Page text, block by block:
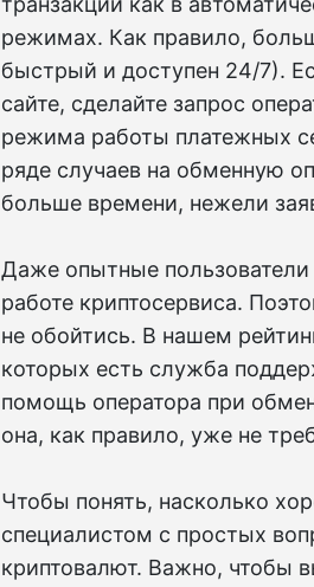
режимах. Как правило,
быстрый и доступен 24/7).
сайте, сделайте запрос
режима работы платежных
ряде случаев на обменную
больше времени, нежели
Даже опытные
работе криптосервиса.
не обойтись. В нашем
которых есть служба
помощь оператора при
она, как правило, уже не
Чтобы понять, насколько
специалистом с простых
криптовалют. Важно, чтобы